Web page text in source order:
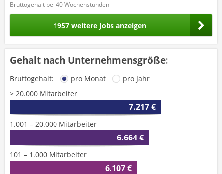
Bruttogehalt bei 40 Wochenstunden
1957 weitere Jobs anzeigen
Gehalt nach Unternehmensgröße:
Bruttogehalt: pro Monat
pro Jahr
> 20.000 Mitarbeiter
7.217 €
1.001 – 20.000 Mitarbeiter
6.664 €
101 – 1.000 Mitarbeiter
6.107 €